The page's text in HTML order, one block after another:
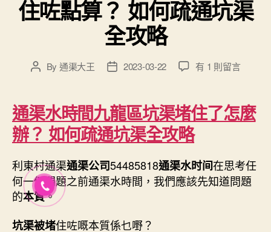
住咗點算？ 如何疏通坑渠
全攻略
PostBy 通渠大王
Post2023-03-22
在
水
時
間
灣
區
坑
有 1 則留言
通渠水時間九龍區坑渠堵住了怎麼
辦？ 如何疏通坑渠全攻略
利東村通渠通渠公司54485818通渠水时间在思考任
何一個問題之前通渠水時間，我們應該先知道問題
的本質。
坑渠被堵住咗嘅本質係乜嘢？